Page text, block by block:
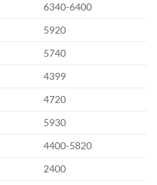
6340-6400
5920
5740
4399
4720
5930
4400-5820
2400